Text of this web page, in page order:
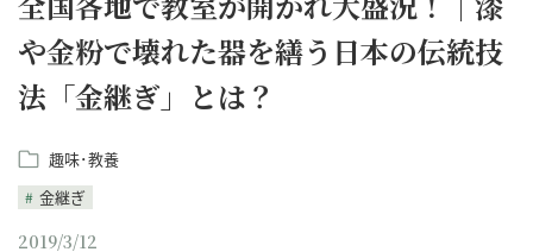
や金粉で壊れた器を繕う日本の伝統技
法「金継ぎ」とは？
趣味･教養
金継ぎ
2019/3/12